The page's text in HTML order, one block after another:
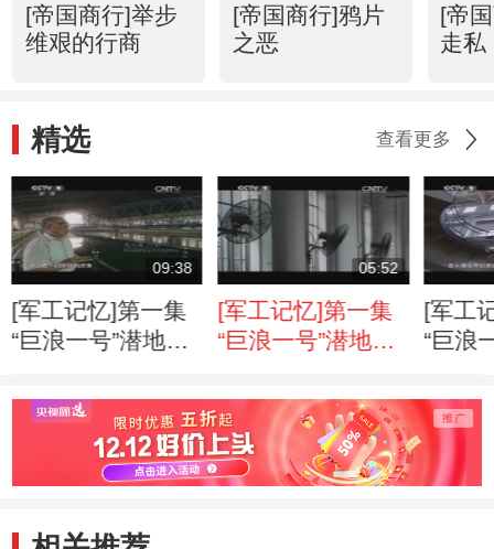
[帝国商行]举步
维艰的行商
[帝国商行]鸦片
之恶
[帝
走私
精选 查看更多
09:38
[军工记忆]第一集
“巨浪一号”潜地导
设计工作
05:52
[军工记忆]第一集
“巨浪一号”潜地导
产品完成总装
[军工
“巨浪
试射